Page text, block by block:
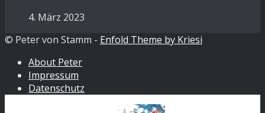
4. März 2023
© Peter von Stamm - Enfold Theme by Kriesi
About Peter
Impressum
Datenschutz